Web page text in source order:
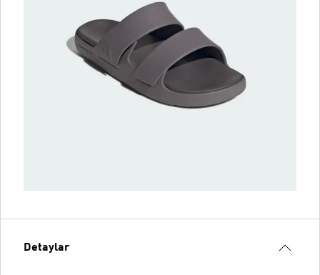
Detaylar